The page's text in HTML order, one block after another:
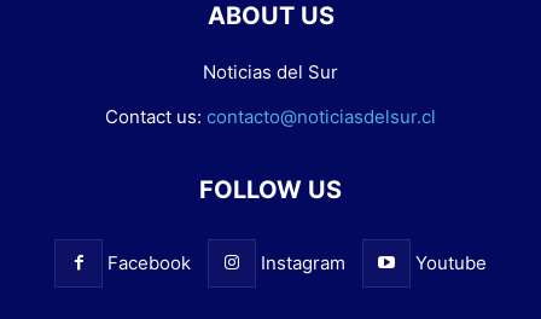
ABOUT US
Noticias del Sur
Contact us: contacto@noticiasdelsur.cl
FOLLOW US
Facebook Instagram Youtube